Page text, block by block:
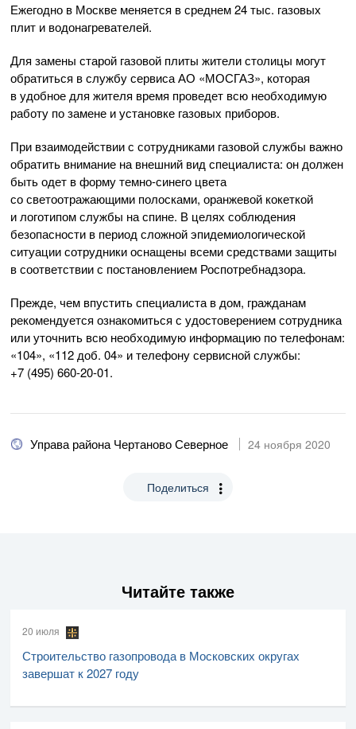
Ежегодно в Москве меняется в среднем 24 тыс. газовых
плит и водонагревателей.
Для замены старой газовой плиты жители столицы могут
обратиться в службу сервисаАО «МОСГАЗ», которая
в удобное для жителя время проведет всю необходимую
работу по замене и установке газовых приборов.
При взаимодействии с сотрудниками газовой службы важно
обратить внимание на внешний вид специалиста: он должен
быть одет в формутемно-синего цвета
со светоотражающими полосками, оранжевой кокеткой
и логотипом службы на спине. В целях соблюдения
безопасности в период сложной эпидемиологической
ситуации сотрудники оснащены всеми средствами защиты
в соответствии с постановлением Роспотребнадзора.
Прежде, чем впустить специалиста в дом, гражданам
рекомендуется ознакомиться с удостоверением сотрудника
или уточнить всю необходимую информацию по телефонам:
«104», «112 доб. 04» и телефону сервисной службы:
+7 (495) 660-20-01.
Управа района Чертаново Северное 24 ноября 2020
Поделиться
Читайте также
20 июля
Строительство газопровода в Московских округах
завершат к 2027 году